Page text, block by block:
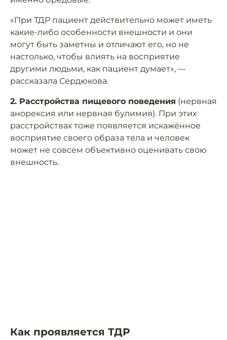
«При ТДР пациент действительно может иметь
какие-либо особенности внешности и они
могут быть заметны и отличают его, но не
настолько, чтобы влиять на восприятие
другими людьми, как пациент думает», —
рассказала Сердюкова.
2. Расстройства пищевого поведения (нервная
анорексия или нервная булимия). При этих
расстройствах тоже появляется искажённое
восприятие своего образа тела и человек
может не совсем объективно оценивать свою
внешность.
Как проявляется ТДР